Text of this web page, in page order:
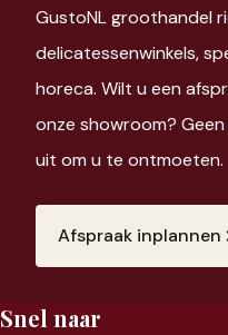
GustoNL groothandel
delicatessenwinkels,
horeca. Wilt u een
onze showroom?
uit om u te ontmoeten.
Afspraak inplannen
Snel naar